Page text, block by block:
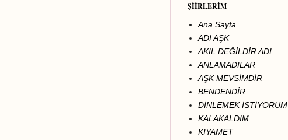
ŞİİRLERİM
Ana Sayfa
ADI AŞK
AKIL DEĞİLDİR ADI
ANLAMADILAR
AŞK MEVSİMDİR
BENDENDİR
DİNLEMEK İSTİYORUM
KALAKALDIM
KIYAMET